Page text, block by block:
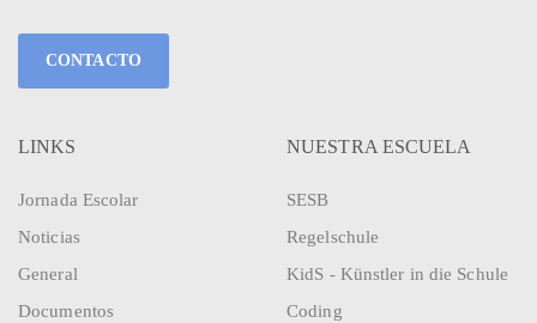
CONTACTO
LINKS
Jornada Escolar
Noticias
General
Documentos
NUESTRA ESCUELA
SESB
Regelschule
KidS - Künstler in die Schule
Coding